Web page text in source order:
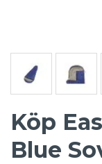
Köp
Blue